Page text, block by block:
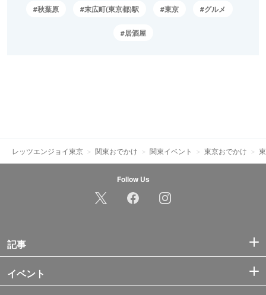
秋葉原 末広町(東京都)駅 東京 グルメ
居酒屋
レッツエンジョイ東京 関東おでかけ 関東イベント 東京おでかけ
Follow Us
記事
イベント